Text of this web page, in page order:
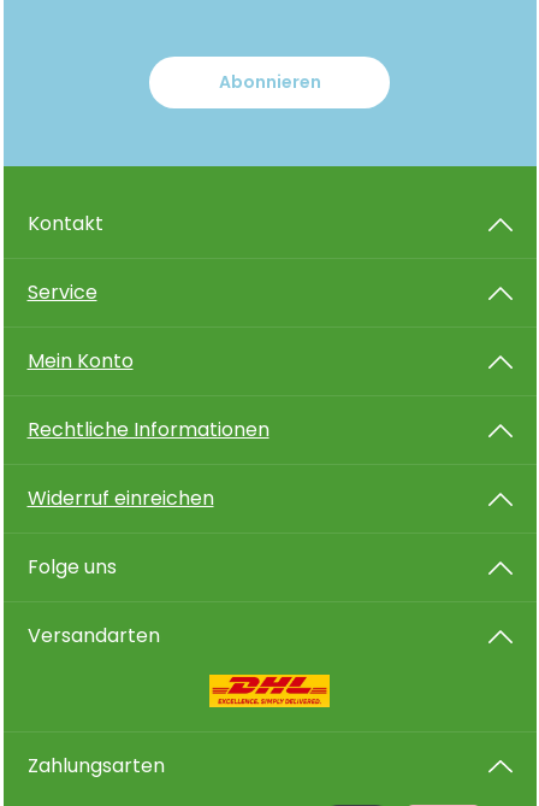
Abonnieren
Kontakt
Service
Mein Konto
Rechtliche Informationen
Widerruf einreichen
Folge uns
Versandarten
Zahlungsarten